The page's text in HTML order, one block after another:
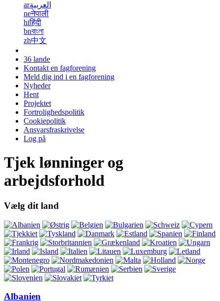
arالعربية
neनेपाली
hiहिंदी
bnবাংলা
zh中文
36 lande
Kontakt en fagforening
Meld dig ind i en fagforening
Nyheder
Hent
Projektet
Fortrolighedspolitik
Cookiepolitik
Ansvarsfraskrivelse
Log på
Tjek lønninger og
arbejdsforhold
Vælg dit land
Albanien